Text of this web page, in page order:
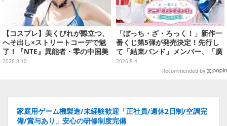
【コスプレ】美くびれが際立つ、
へそ出し×ストリートコーデで魅
了！『NTE』異能者・零の中国美
女レイヤーが美しすぎた【写真10
2026.8.10
「ぼっち・ざ・ろっく！」新作一
番くじ第5弾が発売決定！先行し
て「結束バンド」メンバー、「廣
井きくり」のメイド衣装フィギュ
2026.8.4
Recommended by
家庭用ゲーム機製造/未経験歓迎「正社員/週休2日制/空調完
備/賞与あり」安心の研修制度完備